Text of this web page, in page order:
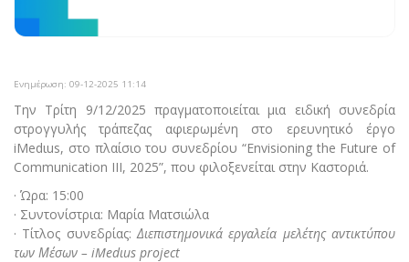
Ενημέρωση: 09-12-2025 11:14
Την Τρίτη 9/12/2025 πραγματοποιείται μια ειδική συνεδρία
στρογγυλής τράπεζας αφιερωμένη στο ερευνητικό έργο
iMedιus, στο πλαίσιο του συνεδρίου “Envisioning the Future of
Communication ΙΙΙ, 2025”, που φιλοξενείται στην Καστοριά.
· Ώρα: 15:00
· Συντονίστρια: Μαρία Ματσιώλα
· Τίτλος συνεδρίας:Διεπιστημονικά εργαλεία μελέτης αντικτύπου
των Μέσων – iMedιus project